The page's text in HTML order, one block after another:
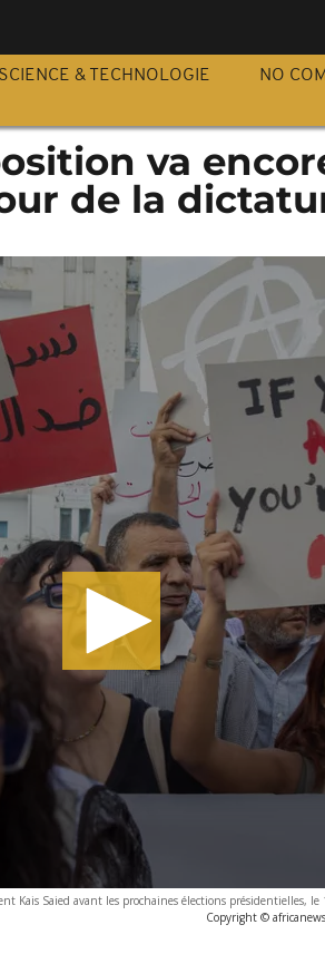
SCIENCE & TECHNOLOGIE NO
va
de la
Kais Saied avant les prochaines élections présidentielles,
Copyright © africanews